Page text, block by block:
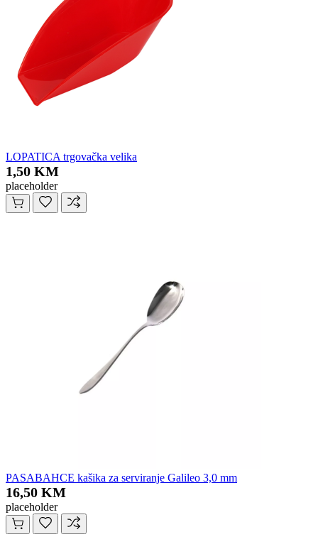
LOPATICA trgovačka velika
1,50 KM
placeholder
PASABAHCE kašika za serviranje Galileo 3,0 mm
16,50 KM
placeholder